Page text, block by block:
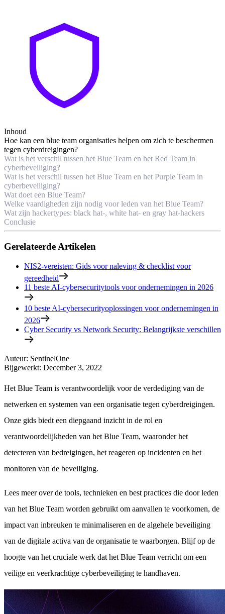
Inhoud
Hoe kan een blue team organisaties helpen om zich te beschermen
tegen cyberdreigingen?
Wat is het verschil tussen het Blue Team en het Red Team in
cyberbeveiliging?
Wat is het verschil tussen het Blue Team en het Purple Team in
cyberbeveiliging?
Wat doet een Blue Team?
Welke vaardigheden zijn nodig voor leden van het Blue Team?
Wat zijn hackertypes: black hat-, white hat- en gray hat-hackers
Conclusie
Gerelateerde Artikelen
NIS2-vereisten: Gids voor naleving & checklist voor
gereedheid
11 beste AI-cybersecuritytools voor ondernemingen in 2026
10 beste AI-cybersecurityoplossingen voor ondernemingen in
2026
Cyber Security vs Network Security: Belangrijkste verschillen
Auteur: SentinelOne
Bijgewerkt: December 3, 2022
Het Blue Team is verantwoordelijk voor de verdediging van de
netwerken en systemen van een organisatie tegen cyberdreigingen.
Onze gids biedt een diepgaand inzicht in de rol en
verantwoordelijkheden van het Blue Team, waaronder het
detecteren van bedreigingen, het reageren op incidenten en het
monitoren van de beveiliging.
Lees meer over de tools, technieken en best practices die door leden
van het Blue Team worden gebruikt om aanvallen te voorkomen, de
impact van inbreuken te minimaliseren en de algehele beveiliging
van de digitale activa van de organisatie te waarborgen. Blijf op de
hoogte van het cruciale werk dat het Blue Team verricht om een
veilige en veerkrachtige cyberbeveiliging te handhaven.